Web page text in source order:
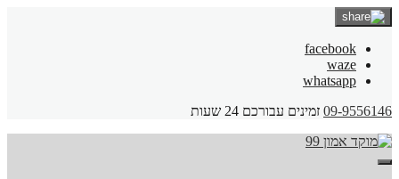
facebook
waze
whatsapp
09-9556146 זמינים עבורכם 24 שעות